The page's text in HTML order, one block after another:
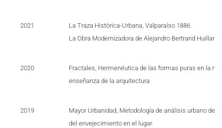
2021
La Traza Histórica-Urbana, Valparaíso 1886.
La Obra Modernizadora de Alejandro Bertrand Huillard"
2020
Fractales, Hermenéutica de las formas puras en la
enseñanza de la arquitectura
2019
Mayor Urbanidad, Metodología de análisis urbano
del envejecimiento en el lugar.